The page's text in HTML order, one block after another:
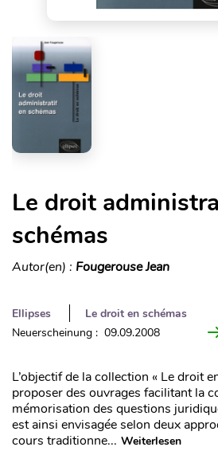
Le droit
schémas
Autor(en) : Fougerouse Jean
Ellipses
Le droit en schémas
Neuerscheinung : 09.09.2008
L’objectif de la collection « Le droit
proposer des ouvrages facilitant la
mémorisation des questions
est ainsi envisagée selon deux
cours traditionne... Weiterlesen